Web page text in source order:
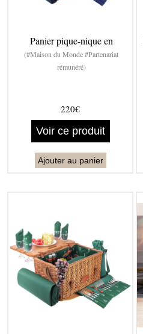
Panier pique-nique en
(#Maison du Monde #Partenariat
rémunéré)
220€
Voir ce produit
Ajouter au panier